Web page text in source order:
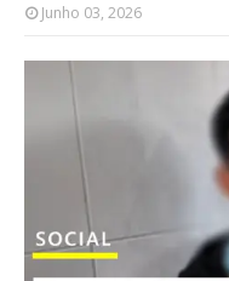
Junho 03, 2026